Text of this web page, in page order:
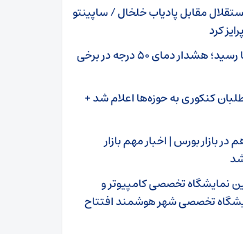
مقابل پادیاب خلخال / ساپینتو
کرد
موج جدید گرما رسید؛ هشدار دمای ۵۰ درجه در برخی
کنکوری به حوزه‌ها اعلام شد +
در بازار بورس | اخبار مهم بازار
نمایشگاه تخصصی کامپیوتر و
تخصصی شهر هوشمند افتتاح